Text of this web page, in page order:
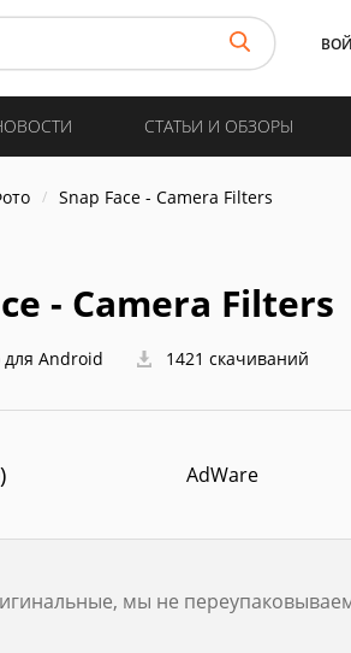
СТАТЬИ И ОБЗОРЫ
Snap Face - Camera Filters
- Camera Filters
для Android 1421 скачиваний
AdWare
мы не